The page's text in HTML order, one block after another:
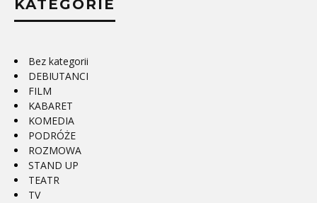
KATEGORIE
Bez kategorii
DEBIUTANCI
FILM
KABARET
KOMEDIA
PODRÓŻE
ROZMOWA
STAND UP
TEATR
TV